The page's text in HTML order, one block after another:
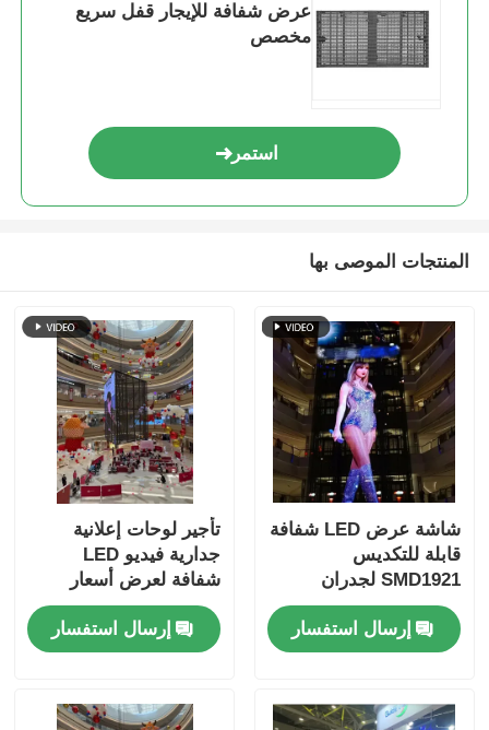
عرض شفافة للإيجار قفل سريع
مخصص
استمر
المنتجات الموصى بها
شاشة عرض LED شفافة
قابلة للتكديس
SMD1921 لجدران
الفيديو للبيع بالتجزئة
إرسال استفسار
تأجير لوحات إعلانية
جدارية فيديو LED
شفافة لعرض أسعار
الحفلات
إرسال استفسار